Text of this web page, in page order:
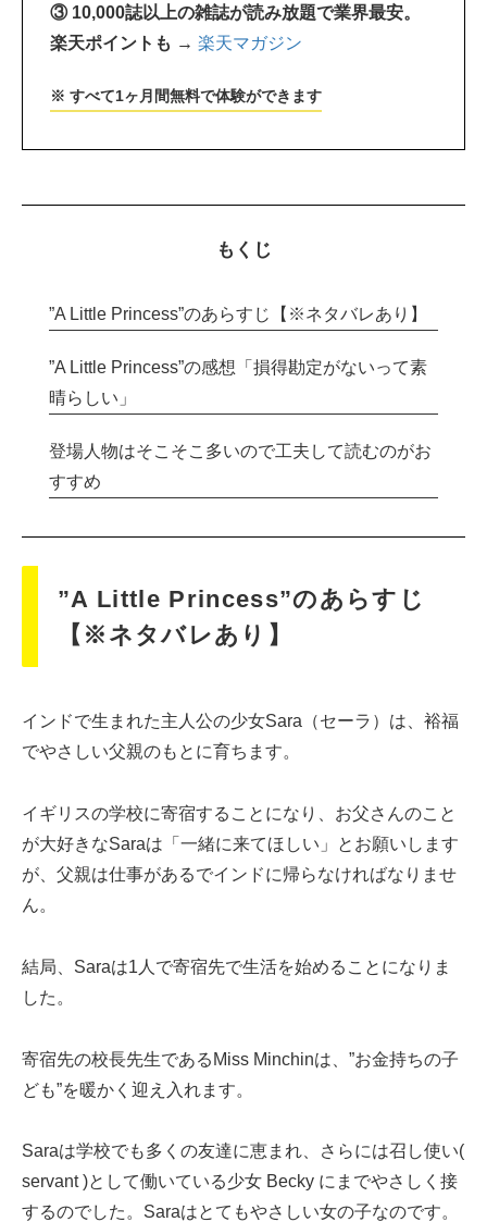
③ 10,000誌以上の雑誌が読み放題で業界最安。
楽天ポイントも → 楽天マガジン
※ すべて1ヶ月間無料で体験ができます
もくじ
”A Little Princess”のあらすじ【※ネタバレあり】
”A Little Princess”の感想「損得勘定がないって素
晴らしい」
登場人物はそこそこ多いので工夫して読むのがお
すすめ
”A Little Princess”のあらすじ
【※ネタバレあり】
インドで生まれた主人公の少女Sara（セーラ）は、裕福
でやさしい父親のもとに育ちます。
イギリスの学校に寄宿することになり、お父さんのこと
が大好きなSaraは「一緒に来てほしい」とお願いします
が、父親は仕事があるでインドに帰らなければなりませ
ん。
結局、Saraは1人で寄宿先で生活を始めることになりま
した。
寄宿先の校長先生であるMiss Minchinは、”お金持ちの子
ども”を暖かく迎え入れます。
Saraは学校でも多くの友達に恵まれ、さらには召し使い(
servant )として働いている少女 Becky にまでやさしく接
するのでした。Saraはとてもやさしい女の子なのです。